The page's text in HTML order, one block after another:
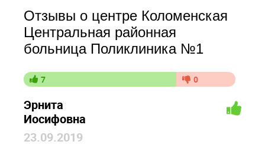
Отзывы о центре Коломенская
Центральная районная
больница Поликлиника №1
7 0
Эрнита
Иосифовна
23.09.2019